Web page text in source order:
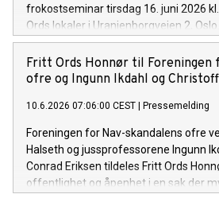
frokostseminar tirsdag 16. juni 2026
Ords lokaler i Uranienborgveien 2,
presenterer Reuters Digital News
største og viktigste
internasjonalt natt til 16. juni
Fritt Ords Honnør til Foreningen
ofre og Ingunn Ikdahl og
10.6.2026 07:06:00 CEST Pressemelding
Foreningen for Nav-skandalens ofre
Halseth og jussprofessorene Ingunn
Conrad Eriksen tildeles Fritt Ords
offentlighet og åpenhet i en sak der